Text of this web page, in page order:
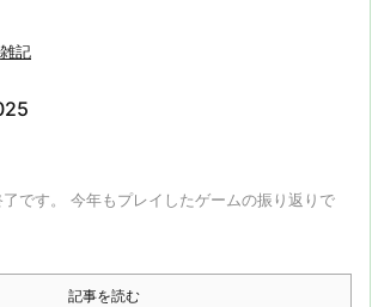
雑記
です。 今年もプレイしたゲームの振り返りで
記事を読む